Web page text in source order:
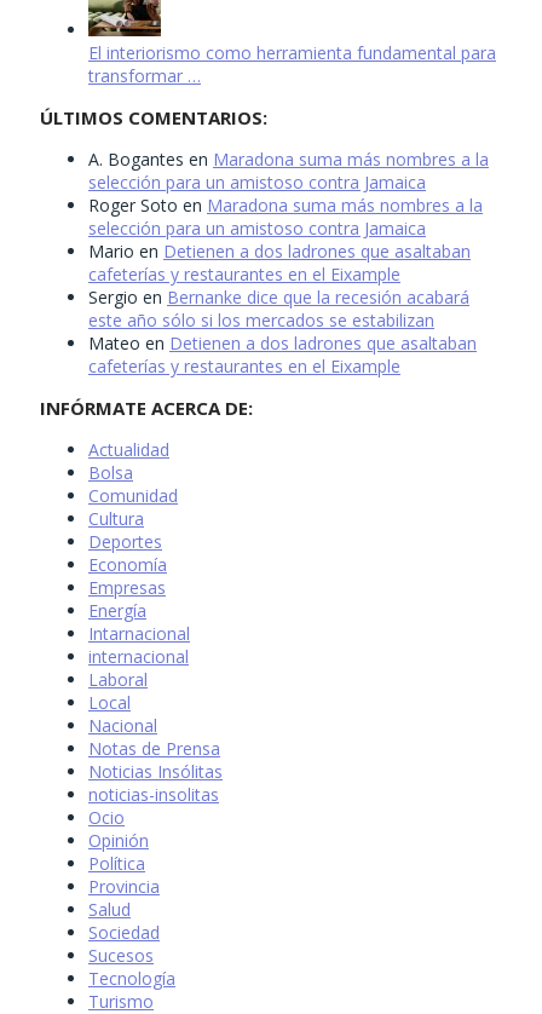
El interiorismo como herramienta fundamental para
transformar …
ÚLTIMOS COMENTARIOS:
A. Bogantes en Maradona suma más nombres a la
selección para un amistoso contra Jamaica
Roger Soto en Maradona suma más nombres a la
selección para un amistoso contra Jamaica
Mario en Detienen a dos ladrones que asaltaban
cafeterías y restaurantes en el Eixample
Sergio en Bernanke dice que la recesión acabará
este año sólo si los mercados se estabilizan
Mateo en Detienen a dos ladrones que asaltaban
cafeterías y restaurantes en el Eixample
INFÓRMATE ACERCA DE:
Actualidad
Bolsa
Comunidad
Cultura
Deportes
Economía
Empresas
Energía
Intarnacional
internacional
Laboral
Local
Nacional
Notas de Prensa
Noticias Insólitas
noticias-insolitas
Ocio
Opinión
Política
Provincia
Salud
Sociedad
Sucesos
Tecnología
Turismo